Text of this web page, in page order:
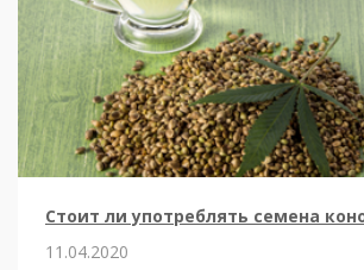
Стоит ли употреблять семена
11.04.2020